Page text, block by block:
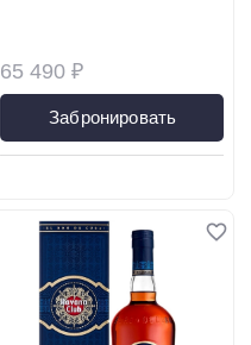
65 490 ₽
Забронировать